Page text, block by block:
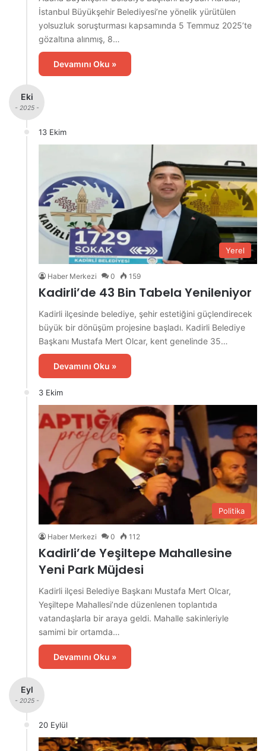
İstanbul Büyükşehir Belediyesi’ne yönelik yürütülen
yolsuzluk soruşturması kapsamında 5 Temmuz 2025’te
gözaltına alınmış, 8…
Devamını Oku »
Eki
- 2025 -
13 Ekim
Yerel
Haber Merkezi 0 159
Kadirli’de 43 Bin Tabela Yenileniyor
Kadirli ilçesinde belediye, şehir estetiğini güçlendirecek
büyük bir dönüşüm projesine başladı. Kadirli Belediye
Başkanı Mustafa Mert Olcar, kent genelinde 35…
Devamını Oku »
3 Ekim
Politika
Haber Merkezi 0 112
Kadirli’de Yeşiltepe Mahallesine
Yeni Park Müjdesi
Kadirli ilçesi Belediye Başkanı Mustafa Mert Olcar,
Yeşiltepe Mahallesi’nde düzenlenen toplantıda
vatandaşlarla bir araya geldi. Mahalle sakinleriyle
samimi bir ortamda…
Devamını Oku »
Eyl
- 2025 -
20 Eylül